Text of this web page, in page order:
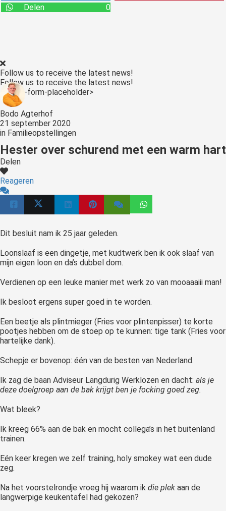
Delen
0
Follow us to receive the latest news!
Follow us to receive the latest news!
<:optin-form-placeholder>
Bodo Agterhof
21 september 2020
in Familieopstellingen
Hester over schurend met een warm hart
Delen
Reageren
Dit besluit nam ik 25 jaar geleden.
Loonslaaf is een dingetje, met kudtwerk ben ik ook slaaf van
mijn eigen loon en da’s dubbel dom.
Verdienen op een leuke manier met werk zo van mooaaaiii man!
Ik besloot ergens super goed in te worden.
Een beetje als plintmieger (Fries voor plintenpisser) te korte
pootjes hebben om de stoep op te kunnen: tige tank (Fries voor
hartelijke dank).
Schepje er bovenop: één van de besten van Nederland.
Ik zag de baan Adviseur Langdurig Werklozen en dacht: als je
deze doelgroep aan de bak krijgt ben je focking goed zeg.
Wat bleek?
Ik kreeg 66% aan de bak en mocht collega’s in het buitenland
trainen.
Eén keer kregen we zelf training, holy smokey wat een dude
zeg.
Na het voorstelrondje vroeg hij waarom ik die plek aan de
langwerpige keukentafel had gekozen?
kan de
worden
om
te
over
van
op
gebruikt
de
website-
van